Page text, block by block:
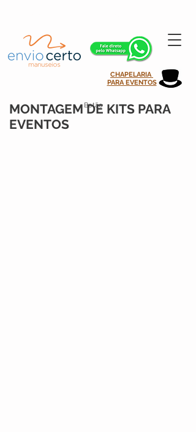
CHAPELARIA
PARA EVENTOS
Botão
MONTAGEM DE KITS PARA
EVENTOS